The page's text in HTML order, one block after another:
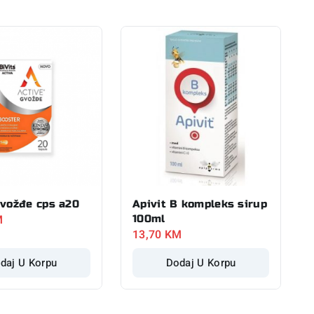
cps a20
U Korpu
Apivit B kompleks sirup
100ml
13,70 KM
Dodaj U Korpu